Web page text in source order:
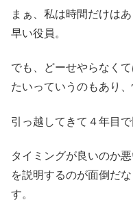
まぁ、私は時間だけは
早い役員。
でも、どーせやらなく
たいっていうのもあり、
引っ越してきて４年目で
タイミングが良いのか
を説明するのが面倒だ
す。